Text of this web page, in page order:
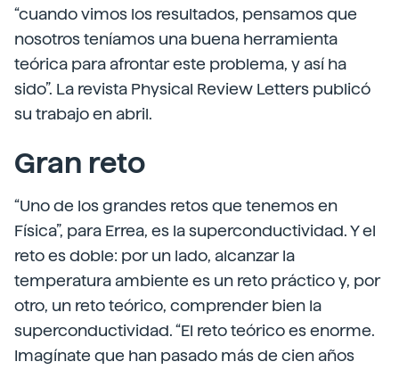
“cuando vimos los resultados, pensamos que
nosotros teníamos una buena herramienta
teórica para afrontar este problema, y así ha
sido”. La revista Physical Review Letters publicó
su trabajo en abril.
Gran reto
“Uno de los grandes retos que tenemos en
Física”, para Errea, es la superconductividad. Y el
reto es doble: por un lado, alcanzar la
temperatura ambiente es un reto práctico y, por
otro, un reto teórico, comprender bien la
superconductividad. “El reto teórico es enorme.
Imagínate que han pasado más de cien años